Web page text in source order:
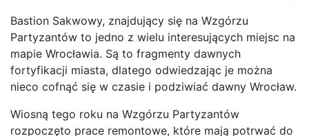
Bastion Sakwowy, znajdujący się na Wzgórzu
Partyzantów to jedno z wielu interesujących miejsc na
mapie Wrocławia. Są to fragmenty dawnych
fortyfikacji miasta, dlatego odwiedzając je można
nieco cofnąć się w czasie i podziwiać dawny Wrocław.
Wiosną tego roku na Wzgórzu Partyzantów
rozpoczęto prace remontowe, które mają potrwać do